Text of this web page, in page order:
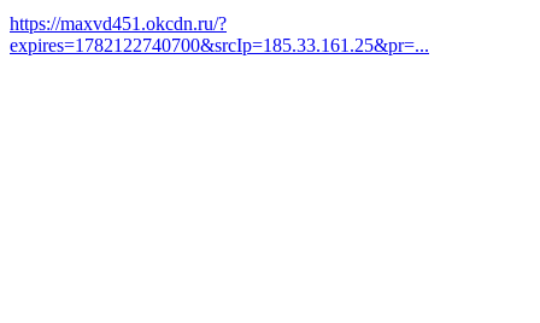
https://maxvd451.okcdn.ru/?
expires=1782122740700&srcIp=185.33.161.25&pr=...